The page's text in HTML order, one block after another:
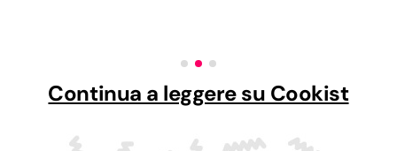
Continua a leggere su Cookist